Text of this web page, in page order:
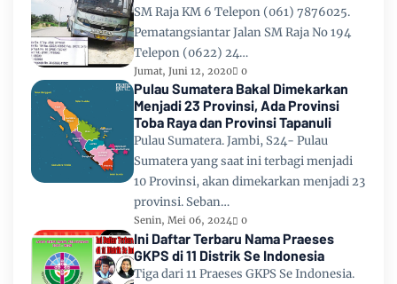
SM Raja KM 6 Telepon (061) 7876025.
Pematangsiantar Jalan SM Raja No 194
Telepon (0622) 24…
Jumat, Juni 12, 2020 0
Pulau Sumatera Bakal Dimekarkan
Menjadi 23 Provinsi, Ada Provinsi
Toba Raya dan Provinsi Tapanuli
Pulau Sumatera. Jambi, S24- Pulau
Sumatera yang saat ini terbagi menjadi
10 Provinsi, akan dimekarkan menjadi 23
provinsi. Seban…
Senin, Mei 06, 2024 0
Ini Daftar Terbaru Nama Praeses
GKPS di 11 Distrik Se Indonesia
Tiga dari 11 Praeses GKPS Se Indonesia.